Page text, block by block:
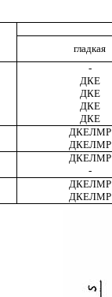
гладкая
-
ДКЕ
ДКЕ
ДКЕ
ДКЕ
ДКЕЛМР
ДКЕЛМР
ДКЕЛМР
-
ДКЕЛМР
ДКЕЛМР